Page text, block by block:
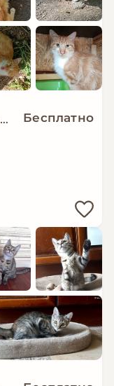
Руденький котик Локі 🧡🐈 врятований з лісу шукає дім, Київ Бесплатно